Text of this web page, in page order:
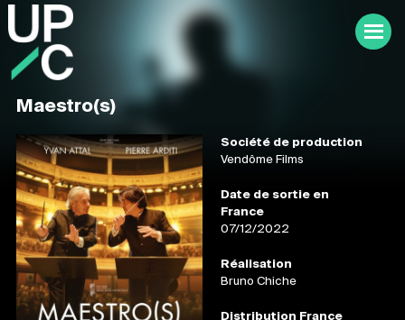
Maestro(s)
Société de production
Vendôme Films
Date de sortie en
France
07/12/2022
Réalisation
Bruno Chiche
Distribution France